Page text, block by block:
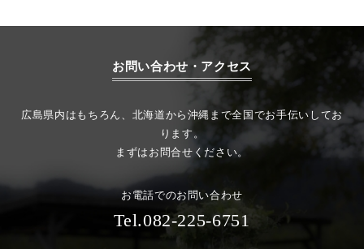
お問い合わせ・アクセス
広島県内はもちろん、北海道から沖縄まで全国でお手伝いしてお
ります。
まずはお問合せください。
お電話でのお問い合わせ
Tel.082-225-6751